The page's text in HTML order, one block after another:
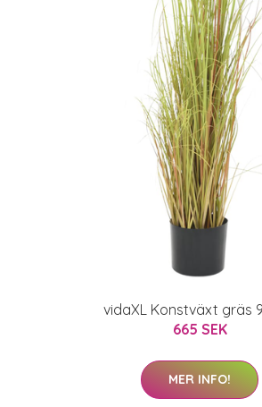
vidaXL Konstväxt gräs
665 SEK
MER INFO!